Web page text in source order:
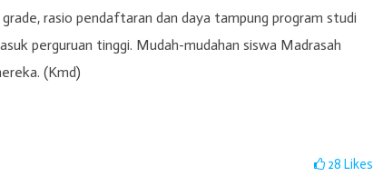
rasio pendaftaran dan daya tampung program studi
perguruan tinggi. Mudah-mudahan siswa Madrasah
(Kmd)
28 Likes